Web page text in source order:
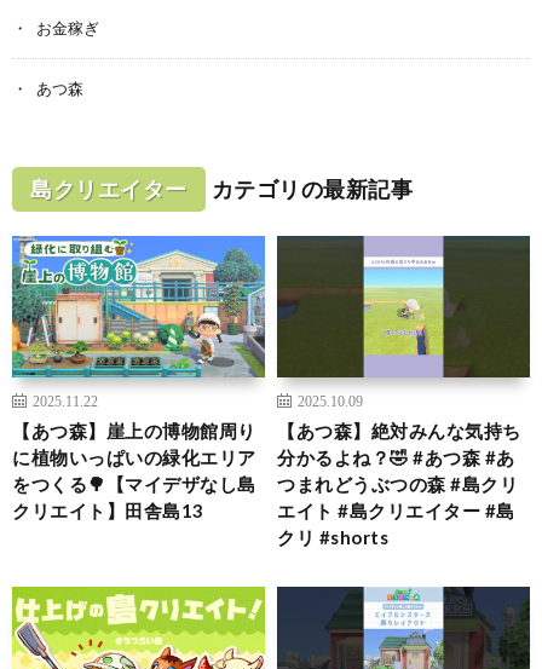
お金稼ぎ
あつ森
島クリエイター カテゴリの最新記事
2025.11.22
【あつ森】崖上の博物館周り
に植物いっぱいの緑化エリア
をつくる🌳【マイデザなし島
クリエイト】田舎島13
2025.10.09
【あつ森】絶対みんな気持ち
分かるよね？🤣 #あつ森 #あ
つまれどうぶつの森 #島クリ
エイト #島クリエイター #島
クリ #shorts